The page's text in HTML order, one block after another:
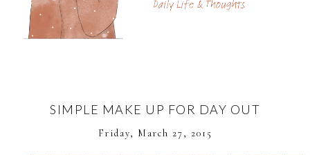
SIMPLE MAKE UP FOR DAY OUT
Friday, March 27, 2015